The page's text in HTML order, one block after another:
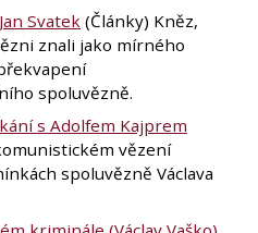
Svatek (Články) Kněz,
znali jako mírného
spoluvězně.
s Adolfem Kajprem
vězení
spoluvězně Václava